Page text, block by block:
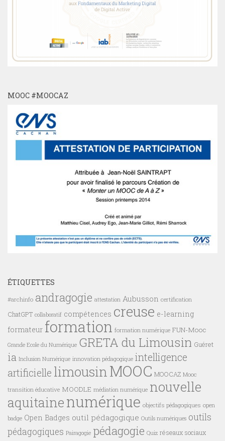
MOOC #MOOCAZ
ÉTIQUETTES
#archinfo andragogie attestation Aubusson certification
ChatGPT collaboratif compétences creuse e-learning
formateur formation formation numérique FUN-Mooc
Grande Ecole du Numérique GRETA du Limousin Guéret
ia Inclusion Numérique innovation pédagogique intelligence
artificielle limousin MOOC MOOCAZ Mooc
transition éducative MOODLE médiation numérique nouvelle
aquitainenumérique objectifs pédagogiques open
badge Open Badges outil pédagogique Outils numériques outils
pédagogiques Pairagogie pédagogie Quiz réseaux sociaux